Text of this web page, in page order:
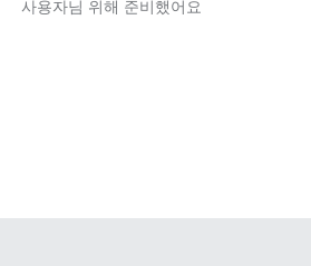
사용자님 위해 준비했어요